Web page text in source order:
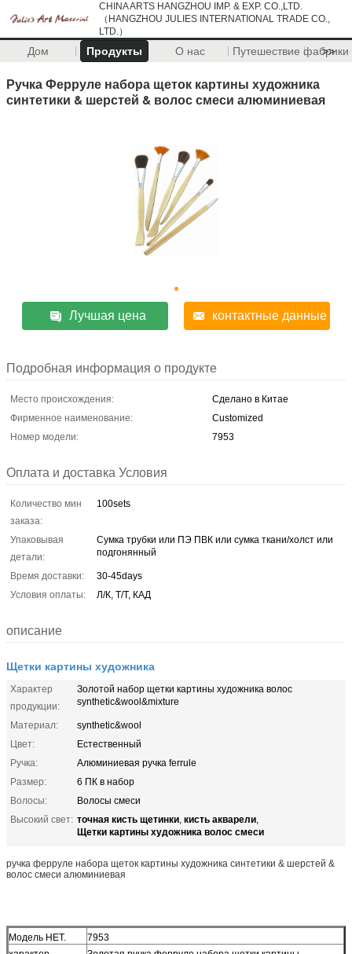
CHINA ARTS HANGZHOU IMP. & EXP. CO.,LTD.
（HANGZHOU JULIES INTERNATIONAL TRADE CO.,
LTD.）
Дом Продукты О нас Путешествие фабрики
>>
Ручка Ферруле набора щеток картины художника
синтетики & шерстей & волос смеси алюминиевая
Лучшая цена контактные данные
Подробная информация о продукте
Место происхождения:
Сделано в Китае
Фирменное наименование:
Customized
Номер модели:
7953
Оплата и доставка Условия
Количество мин
заказа:
100sets
Упаковывая
детали:
Сумка трубки или ПЭ ПВК или сумка ткани/холст или
подгонянный
Время доставки:
30-45days
Условия оплаты:
Л/К, Т/Т, КАД
описание
Щетки картины художника
Характер
продукции:
Золотой набор щетки картины художника волос
synthetic&wool&mixture
Материал:
synthetic&wool
Цвет:
Естественный
Ручка:
Алюминиевая ручка ferrule
Размер:
6 ПК в набор
Волосы:
Волосы смеси
Высокий свет: точная кисть щетинки, кисть акварели,
Щетки картины художника волос смеси
ручка ферруле набора щеток картины художника синтетики & шерстей &
волос смеси алюминиевая
Модель НЕТ.
7953